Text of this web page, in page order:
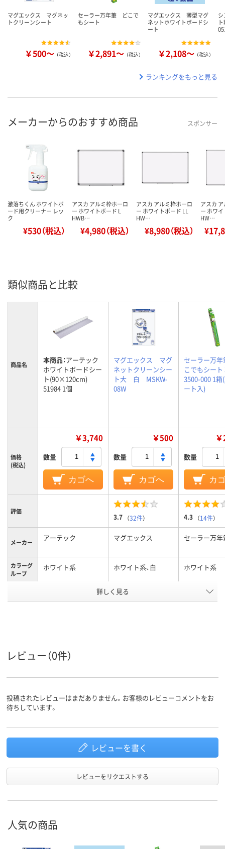
マグエックス マグネッ
トクリーンシート
￥500～ （税込）
セーラー万年筆 どこで
もシート
￥2,891～ （税込）
マグエックス 薄型マグ
ネットホワイトボードシ
ート
￥2,108～ （税込）
ランキングをもっと見る
メーカーからのおすすめ商品 スポンサー
激落ちくん ホワイトボ
ード用クリーナー レッ
ク
¥530（税込）
アスカ アルミ枠ホーロ
ー ホワイトボード L
HWB…
¥4,980（税込）
アスカ アルミ枠ホーロ
ー ホワイトボード LL
HW…
¥8,980（税込）
アスカ
ー ホワ
HW…
類似商品と比較
商品名 本商品：アーテック
ホワイトボードシー
ト(90×120cm)
51984 1個
マグエックス マグ
ネットクリーンシー
ト大 白 MSKW-
08W
セーラー万年
こでもシート
3500-000 1箱
ート入)
価格
(税込)
￥3,740
数量
カゴへ
￥500
数量
カゴへ
数量
カ
評価
3.7 （32件） 4.3 （14件）
メーカー アーテック マグエックス セーラー万年
カラーグ
ループ
ホワイト系 ホワイト系、白 ホワイト系
イプ
イプ
アスクル
スコア
詳しく見る
レビュー（0件）
投稿されたレビューはまだありません。お客様のレビューコメントをお
待ちしています。
レビューを書く
レビューをリクエストする
人気の商品